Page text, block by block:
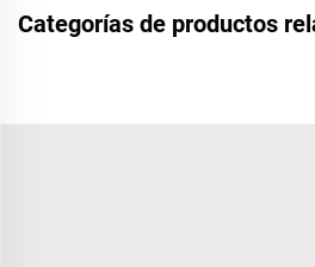
Categorías de productos